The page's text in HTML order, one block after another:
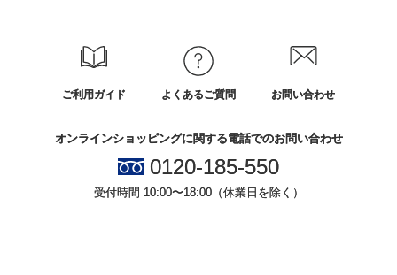
ご利用ガイド よくあるご質問 お問い合わせ
オンラインショッピングに関する電話でのお問い合わせ
0120-185-550
受付時間 10:00〜18:00（休業日を除く）